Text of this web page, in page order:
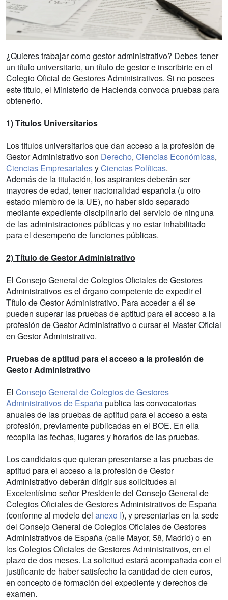
¿Quieres trabajar como gestor administrativo? Debes tener
un título universitario, un título de gestor e inscribirte en el
Colegio Oficial de Gestores Administrativos. Si no posees
este título, el Ministerio de Hacienda convoca pruebas para
obtenerlo.
1) Títulos Universitarios
Los títulos universitarios que dan acceso a la profesión de
Gestor Administrativo son Derecho, Ciencias Económicas,
Ciencias EmpresarialesyCiencias Políticas.
Además de la titulación, los aspirantes deberán ser
mayores de edad, tener nacionalidad española (u otro
estado miembro de la UE), no haber sido separado
mediante expediente disciplinario del servicio de ninguna
de las administraciones públicas y no estar inhabilitado
para el desempeño de funciones públicas.
2) Título de Gestor Administrativo
El Consejo General de Colegios Oficiales de Gestores
Administrativos es el órgano competente de expedir el
Título de Gestor Administrativo. Para acceder a él se
pueden superar las pruebas de aptitud para el acceso a la
profesión de Gestor Administrativo o cursar el Master Oficial
en Gestor Administrativo.
Pruebas de aptitud para el acceso a la profesión de
Gestor Administrativo
El Consejo General de Colegios de Gestores
Administrativos de Españapublica las convocatorias
anuales de las pruebas de aptitud para el acceso a esta
profesión, previamente publicadas en el BOE. En ella
recopila las fechas, lugares y horarios de las pruebas.
Los candidatos que quieran presentarse a las pruebas de
aptitud para el acceso a la profesión de Gestor
Administrativo deberán dirigir sus solicitudes al
Excelentísimo señor Presidente del Consejo General de
Colegios Oficiales de Gestores Administrativos de España
(conforme al modelo del anexo I), y presentarlas en la sede
del Consejo General de Colegios Oficiales de Gestores
Administrativos de España (calle Mayor, 58, Madrid) o en
los Colegios Oficiales de Gestores Administrativos, en el
plazo de dos meses. La solicitud estará acompañada con el
justificante de haber satisfecho la cantidad de cien euros,
en concepto de formación del expediente y derechos de
examen.